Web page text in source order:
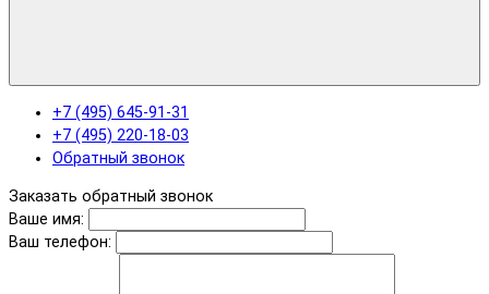
+7 (495) 645-91-31
+7 (495) 220-18-03
Обратный звонок
Заказать обратный звонок
Ваше имя:
Ваш телефон: